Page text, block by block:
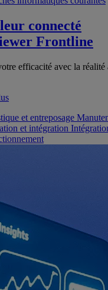
connecté
Frontline
efficacité avec la réalité
et entreposage
et intégration